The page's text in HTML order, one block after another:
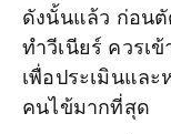
ดังนั้นแล้ว ก่อนตั
ทำวีเนียร์ ควรเ
เพื่อประเมินแล
คนไข้มากที่สุด